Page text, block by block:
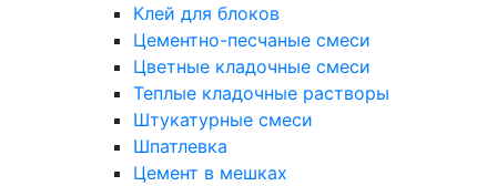
Клей для блоков
Цементно-песчаные смеси
Цветные кладочные смеси
Теплые кладочные растворы
Штукатурные смеси
Шпатлевка
Цемент в мешках